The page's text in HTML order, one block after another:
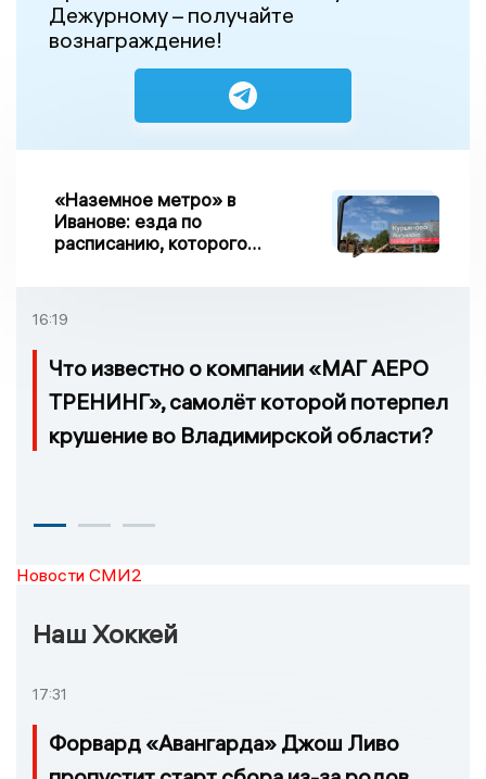
Дежурному – получайте
вознаграждение!
«Наземное метро» в
Иванове: езда по
расписанию, которого
16:19
Что известно о компании «МАГ АЕРО
ТРЕНИНГ», самолёт которой потерпел
крушение во Владимирской области?
Новости СМИ2
Наш Хоккей
17:31
Форвард «Авангарда» Джош Ливо